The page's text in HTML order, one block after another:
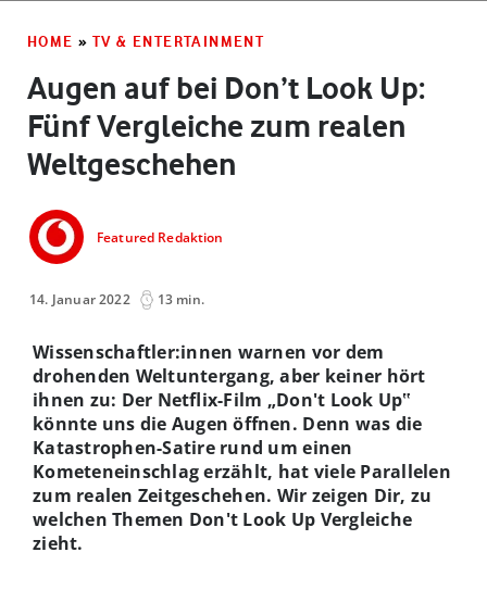
HOME » TV & ENTERTAINMENT
Augen auf bei Don’t Look Up:
Fünf Vergleiche zum realen
Weltgeschehen
Featured Redaktion
14. Januar 2022 13 min.
Wissenschaftler:innen warnen vor dem
drohenden Weltuntergang, aber keiner hört
ihnen zu: Der Netflix-Film „Don't Look Up‟
könnte uns die Augen öffnen. Denn was die
Katastrophen-Satire rund um einen
Kometeneinschlag erzählt, hat viele Parallelen
zum realen Zeitgeschehen. Wir zeigen Dir, zu
welchen Themen Don't Look Up Vergleiche
zieht.